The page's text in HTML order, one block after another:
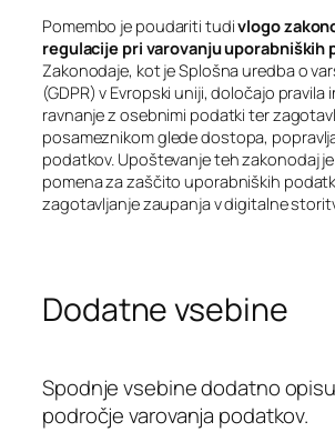
Pomembo je poudariti tudivlogo
regulacije pri varovanju uporabniških
Zakonodaje, kot je Splošna uredba o
(GDPR) v Evropski uniji, določajo pravila
ravnanje z osebnimi podatki ter
posameznikom glede dostopa,
podatkov. Upoštevanje teh zakonodaj
pomena za zaščito uporabniških
zagotavljanje zaupanja v digitalne
Dodatne vsebine
Spodnje vsebine dodatno
področje varovanja podatkov.